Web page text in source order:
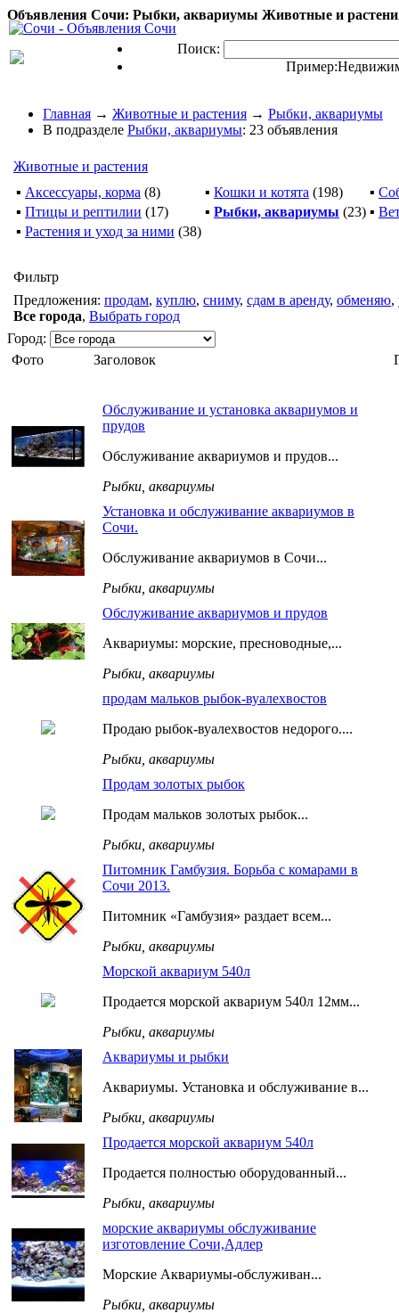
Объявления Сочи: Рыбки, аквариумы Животные и
Поиск:
Пример:
Главная → Животные и растения → Рыбки, аквариумы
В подразделе Рыбки, аквариумы: 23 объявления
Животные и растения
▪ Аксессуары, корма (8) ▪ Кошки и котята (198) ▪
▪ Птицы и рептилии (17) ▪ Рыбки, аквариумы (23) ▪
▪ Растения и уход за ними (38)
Фильтр
Предложения: продам, куплю, сниму, сдам в аренду, обменяю,
Все города, Выбрать город
Город:
Фото
Заголовок
Обслуживание и установка аквариумов и
прудов
Обслуживание аквариумов и прудов...
Рыбки, аквариумы
Установка и обслуживание аквариумов в
Сочи.
Обслуживание аквариумов в Сочи...
Рыбки, аквариумы
Обслуживание аквариумов и прудов
Аквариумы: морские, пресноводные,...
Рыбки, аквариумы
продам мальков рыбок-вуалехвостов
Продаю рыбок-вуалехвостов недорого....
Рыбки, аквариумы
Продам золотых рыбок
Продам мальков золотых рыбок...
Рыбки, аквариумы
Питомник Гамбузия. Борьба с комарами в
Сочи 2013.
Питомник «Гамбузия» раздает всем...
Рыбки, аквариумы
Морской аквариум 540л
Продается морской аквариум 540л 12мм...
Рыбки, аквариумы
Аквариумы и рыбки
Аквариумы. Установка и обслуживание в...
Рыбки, аквариумы
Продается морской аквариум 540л
Продается полностью оборудованный...
Рыбки, аквариумы
морские аквариумы обслуживание
изготовление Сочи,Адлер
Морские Аквариумы-обслуживан...
Рыбки, аквариумы